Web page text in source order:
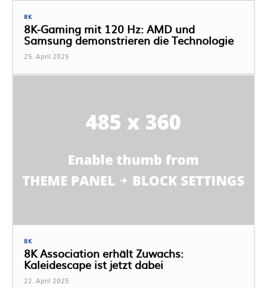
8K
8K-Gaming mit 120 Hz: AMD und
Samsung demonstrieren die Technologie
25. April 2025
8K
8K Association erhält Zuwachs:
Kaleidescape ist jetzt dabei
22. April 2025